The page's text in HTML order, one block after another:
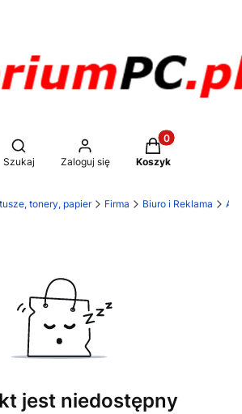
Otwórz wyszukiwarkę
Szukaj Zaloguj się
Produkty w
Koszyk
tonery, papier Firma Biuro i Reklama
jest niedostępny